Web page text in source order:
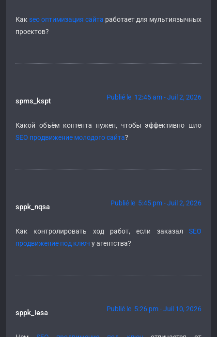
Как seo оптимизация сайта работает для мультиязычных
проектов?
spms_kspt Publié le 12:45 am - Juil 2, 2026
Какой объём контента нужен, чтобы эффективно шло
SEO продвижение молодого сайта?
sppk_nqsa Publié le 5:45 pm - Juil 2, 2026
Как контролировать ход работ, если заказал SEO
продвижение под ключ у агентства?
sppk_iesa Publié le 5:26 pm - Juil 10, 2026